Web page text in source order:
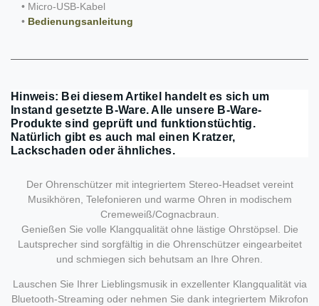
• Micro-USB-Kabel
• Bedienungsanleitung
Hinweis: Bei diesem Artikel handelt es sich um
Instand gesetzte B-Ware. Alle unsere B-Ware-
Produkte sind geprüft und funktionstüchtig.
Natürlich gibt es auch mal einen Kratzer,
Lackschaden oder ähnliches.
Der Ohrenschützer mit integriertem Stereo-Headset vereint
Musikhören, Telefonieren und warme Ohren in modischem
Cremeweiß/Cognacbraun.
Genießen Sie volle Klangqualität ohne lästige Ohrstöpsel. Die
Lautsprecher sind sorgfältig in die Ohrenschützer eingearbeitet
und schmiegen sich behutsam an Ihre Ohren.
Lauschen Sie Ihrer Lieblingsmusik in exzellenter Klangqualität via
Bluetooth-Streaming oder nehmen Sie dank integriertem Mikrofon